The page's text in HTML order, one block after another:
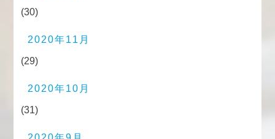
(30)
2020年11月
(29)
2020年10月
(31)